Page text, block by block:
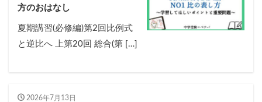
方のおはなし
夏期講習(必修編)第2回比例式
と逆比へ 上第20回 総合(第 […]
2026年7月13日